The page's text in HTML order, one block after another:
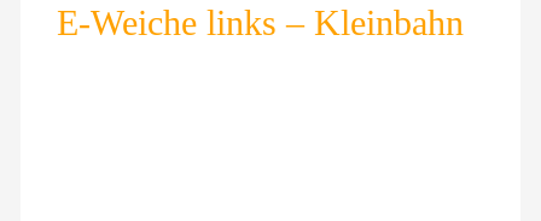
E-Weiche links – Kleinbahn